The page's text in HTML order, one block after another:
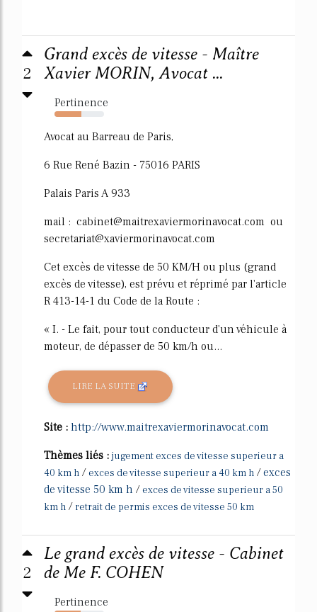
2
Grand excès de vitesse - Maître
Xavier MORIN, Avocat ...
Pertinence
54%
Avocat au Barreau de Paris,
6 Rue René Bazin - 75016 PARIS
Palais Paris A 933
mail : cabinet@maitrexaviermorinavocat.com ou
secretariat@xaviermorinavocat.com
Cet excès de vitesse de 50 KM/H ou plus (grand
excès de vitesse), est prévu et réprimé par l'article
R 413-14-1 du Code de la Route :
« I. - Le fait, pour tout conducteur d'un véhicule à
moteur, de dépasser de 50 km/h ou...
LIRE LA SUITE
Site : http://www.maitrexaviermorinavocat.com
Thèmes liés : jugement exces de vitesse superieur a
40 km h / exces de vitesse superieur a 40 km h /exces
de vitesse 50 km h / exces de vitesse superieur a 50
km h / retrait de permis exces de vitesse 50 km
2
Le grand excès de vitesse - Cabinet
de Me F. COHEN
Pertinence